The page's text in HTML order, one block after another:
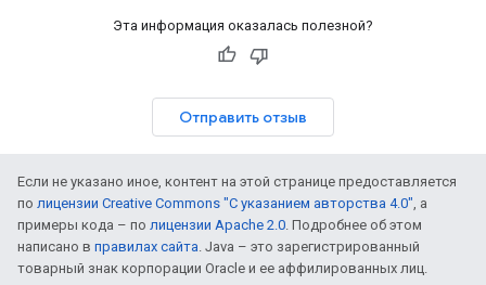
Эта информация оказалась полезной?
Отправить отзыв
Если не указано иное, контент на этой странице предоставляется
по лицензии Creative Commons "С указанием авторства 4.0", а
примеры кода – по лицензии Apache 2.0. Подробнее об этом
написано в правилах сайта. Java – это зарегистрированный
товарный знак корпорации Oracle и ее аффилированных лиц.